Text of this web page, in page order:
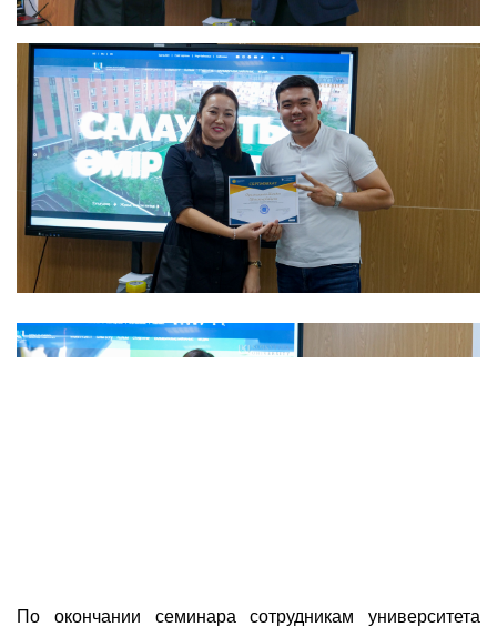
По окончании семинара сотрудникам университета